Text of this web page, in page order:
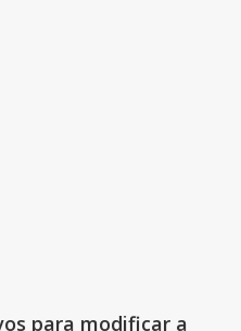
para modificar a